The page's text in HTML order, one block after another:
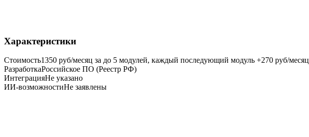
Характеристики
Стоимость1350 руб/месяц за до 5 модулей, каждый последующий модуль +270 руб/месяц
РазработкаРоссийское ПО (Реестр РФ)
ИнтеграцияНе указано
ИИ-возможностиНе заявлены